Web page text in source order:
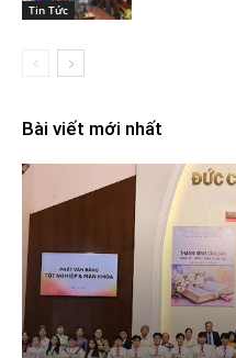
Tin Tức
Bài viết mới nhất